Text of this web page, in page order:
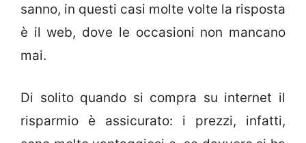
sanno, in questi casi molte volte la risposta
è il web, dove le occasioni non mancano
mai.
Di solito quando si compra su internet il
risparmio è assicurato: i prezzi, infatti,